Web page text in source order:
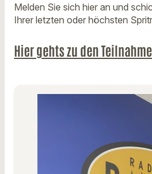
Melden Sie sich hier an und
Ihrer letzten oder höchsten
Hier gehts zu den